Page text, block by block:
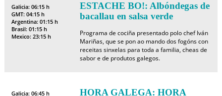
Galicia: 06:15 h
GMT: 04:15 h
Argentina: 01:15 h
Brasil: 01:15 h
Mexico: 23:15 h
ESTACHE BO!: Albóndegas de
bacallau en salsa verde
Programa de cociña presentado polo chef Iván
Mariñas, que se pon ao mando dos fogóns con
receitas sinxelas para toda a familia, cheas de
sabor e de produtos galegos.
Galicia: 06:45 h HORA GALEGA: HORA